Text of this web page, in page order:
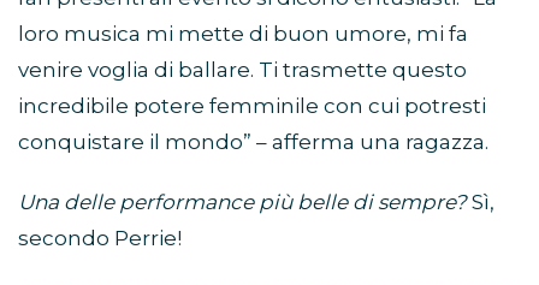
loro musica mi mette di buon umore, mi fa
venire voglia di ballare. Ti trasmette questo
incredibile potere femminile con cui potresti
conquistare il mondo” – afferma una ragazza.
Una delle performance più belle di sempre?Sì,
secondo Perrie!